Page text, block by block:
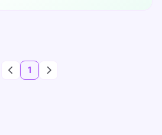
용자들에게 서비스 되고 있는 DB라면
1